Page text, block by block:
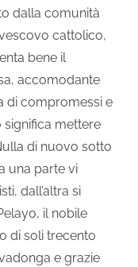
dalla comunità
cattolico,
bene il
accomodante
di compromessi e
mettere
di nuovo sotto
una parte vi
dall’altra si
il nobile
di soli trecento
e grazie